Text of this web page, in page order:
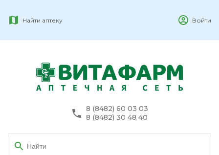
Найти аптеку Войти
8 (8482) 60 03 03
8 (8482) 30 48 40